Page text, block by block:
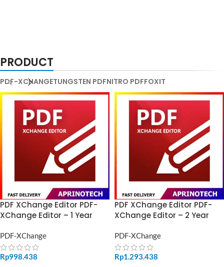
PRODUCT
PDF-XCHANGETUNGSTEN PDFNITRO PDFFOXIT
PDF XChange Editor PDF-
XChange Editor – 1 Year
PDF-XChange
Rp998.438
PDF XChange Editor PDF-
XChange Editor – 2 Year
PDF-XChange
Rp1.293.438